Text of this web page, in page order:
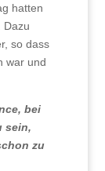
hatten
Dazu
so dass
war und
bei
sein,
zu